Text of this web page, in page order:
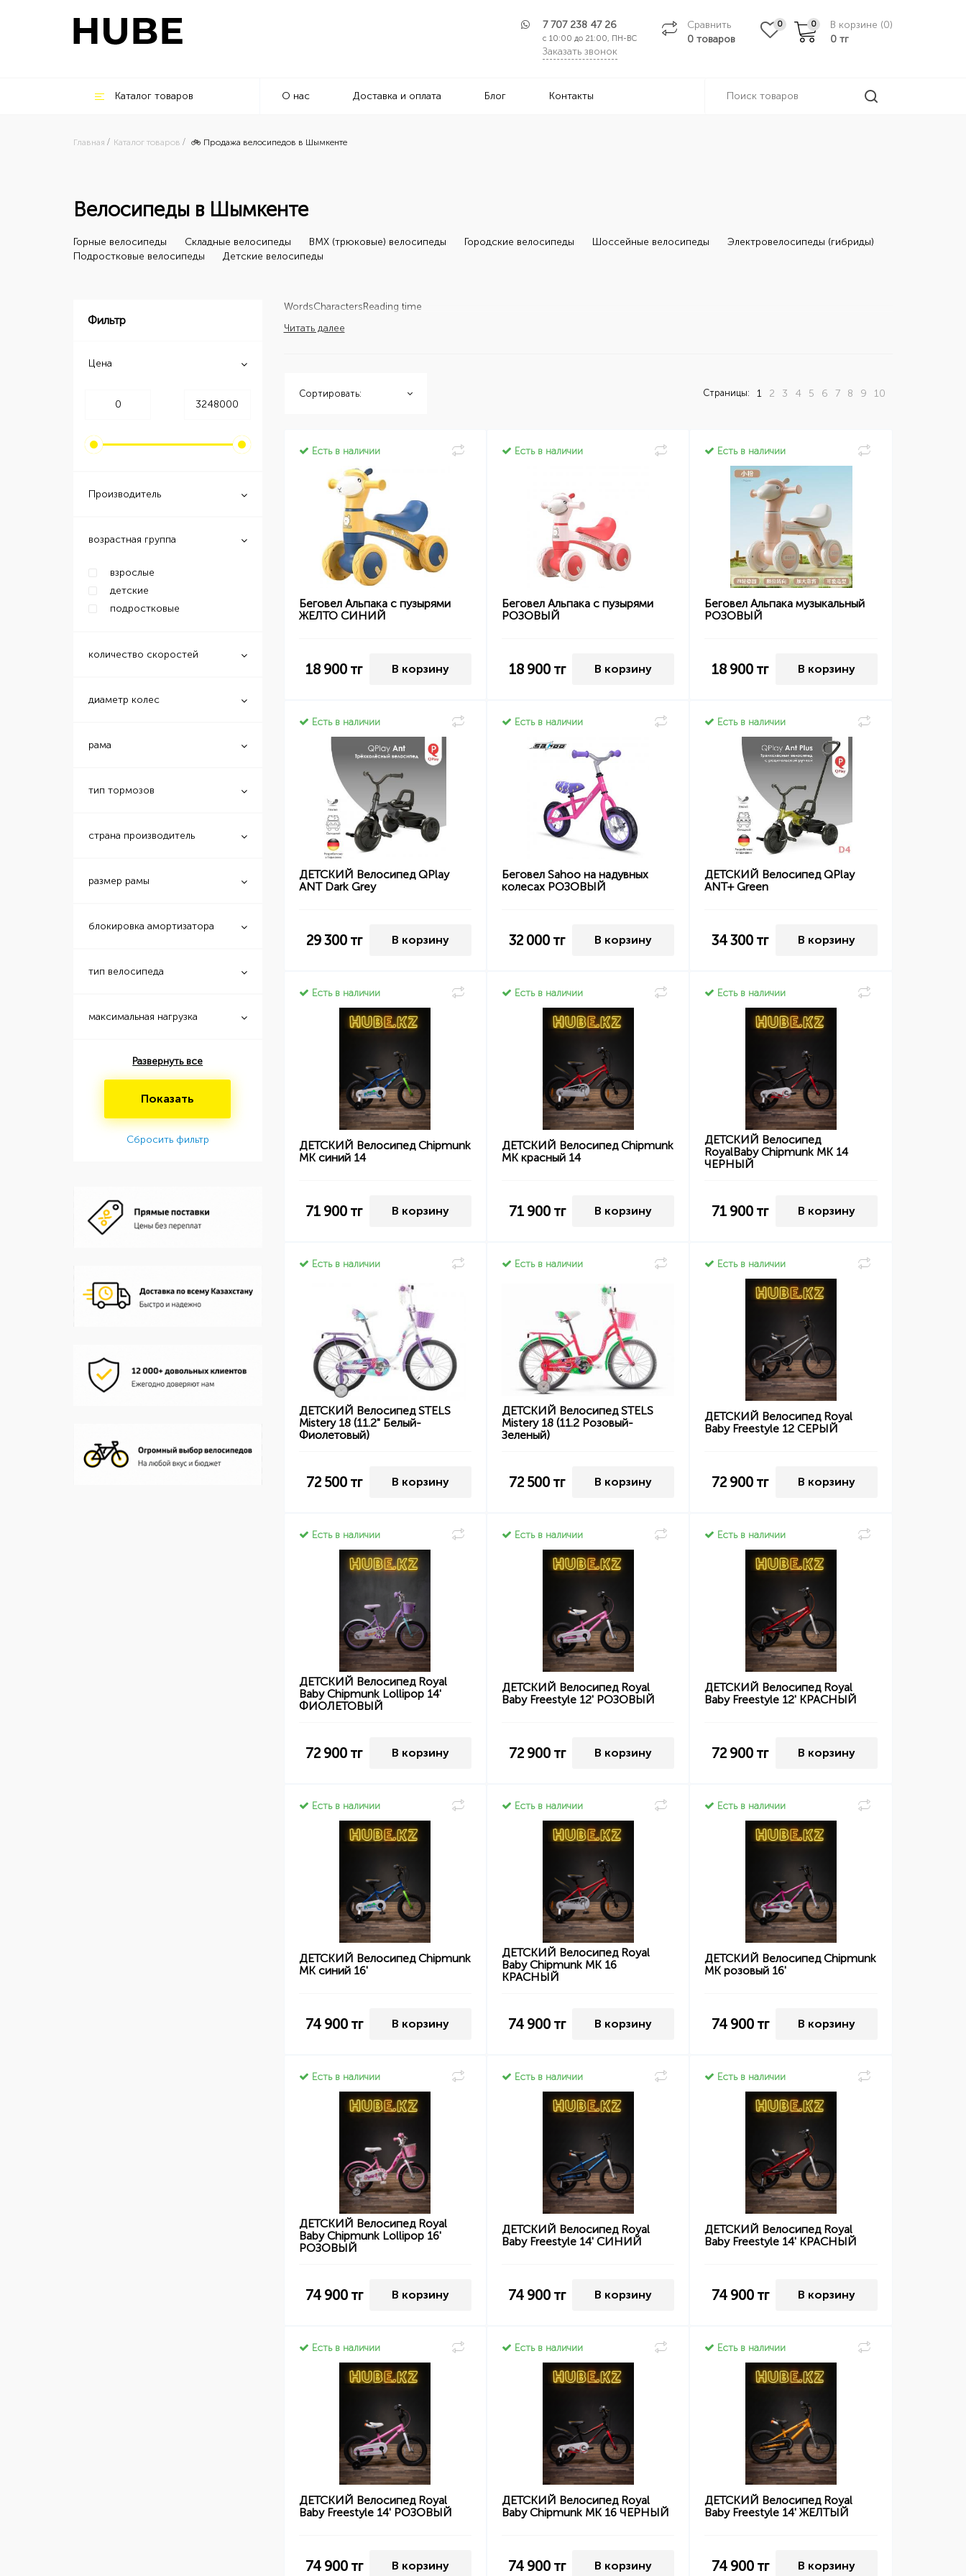
7 707 238 47 26
с 10:00 до 21:00, ПН-ВС
Заказать звонок
Сравнить
0 товаров
0 0 В корзине (0)
0 тг
Каталог товаров О нас Доставка и оплата Блог Контакты
Главная Каталог товаров 🚲 Продажа велосипедов в Шымкенте
Велосипеды в Шымкенте
Горные велосипеды Складные велосипеды BMX (трюковые) велосипеды Городские велосипеды Шоссейные велосипеды
Электровелосипеды (гибриды)
Подростковые велосипеды
Детские велосипеды
Фильтр
Цена
Производитель
возрастная группа
взрослые
детские
подростковые
количество скоростей
диаметр колес
рама
тип тормозов
страна производитель
размер рамы
блокировка амортизатора
тип велосипеда
максимальная нагрузка
Развернуть все
Показать
Сбросить фильтр
WordsCharactersReading time
Читать далее
Сортировать: Страницы: 1 2 3 4 5 6 7 8 9 10
Есть в наличии
Беговел Альпака с пузырями
ЖЕЛТО СИНИЙ
18 900 тг В корзину
Есть в наличии
Беговел Альпака с пузырями
РОЗОВЫЙ
18 900тг В корзину
Есть в наличии
Беговел Альпака музыкальный
РОЗОВЫЙ
18 900 тг В корзину
Есть в наличии
ДЕТСКИЙ Велосипед QPlay
ANT Dark Grey
29 300тг В корзину
Есть в наличии
Беговел Sahoo на надувных
колесах РОЗОВЫЙ
32 000 тг В корзину
Есть в наличии
ДЕТСКИЙ Велосипед QPlay
ANT+ Green
34 300 тг В корзину
Есть в наличии
ДЕТСКИЙ Велосипед Chipmunk
MK синий 14
71 900 тг В корзину
Есть в наличии
ДЕТСКИЙ Велосипед Chipmunk
MK красный 14
71 900тг В корзину
Есть в наличии
ДЕТСКИЙ Велосипед
RoyalBaby Chipmunk MK 14
ЧЕРНЫЙ
71 900 тг В корзину
Есть в наличии
ДЕТСКИЙ Велосипед STELS
Mistery 18 (11.2" Белый-
Фиолетовый)
72 500тг В корзину
Есть в наличии
ДЕТСКИЙ Велосипед STELS
Mistery 18 (11.2 Розовый-
Зеленый)
72 500 тг В корзину
Есть в наличии
ДЕТСКИЙ Велосипед Royal
Baby Freestyle 12 СЕРЫЙ
72 900 тг В корзину
Есть в наличии
ДЕТСКИЙ Велосипед Royal
Baby Chipmunk Lollipop 14'
ФИОЛЕТОВЫЙ
72 900 тг В корзину
Есть в наличии
ДЕТСКИЙ Велосипед Royal
Baby Freestyle 12' РОЗОВЫЙ
72 900тг В корзину
Есть в наличии
ДЕТСКИЙ Велосипед Royal
Baby Freestyle 12' КРАСНЫЙ
72 900 тг В корзину
Есть в наличии
ДЕТСКИЙ Велосипед Chipmunk
MK синий 16'
74 900тг В корзину
Есть в наличии
ДЕТСКИЙ Велосипед Royal
Baby Chipmunk MK 16
КРАСНЫЙ
74 900 тг В корзину
Есть в наличии
ДЕТСКИЙ Велосипед Chipmunk
MK розовый 16'
74 900тг В корзину
Есть в наличии
ДЕТСКИЙ Велосипед Royal
Baby Chipmunk Lollipop 16'
РОЗОВЫЙ
74 900тг В корзину
Есть в наличии
ДЕТСКИЙ Велосипед Royal
Baby Freestyle 14' СИНИЙ
74 900 тг В корзину
Есть в наличии
ДЕТСКИЙ Велосипед Royal
Baby Freestyle 14' КРАСНЫЙ
74 900тг В корзину
Есть в наличии
ДЕТСКИЙ Велосипед Royal
Baby Freestyle 14' РОЗОВЫЙ
74 900тг В корзину
Есть в наличии
ДЕТСКИЙ Велосипед Royal
Baby Chipmunk MK 16 ЧЕРНЫЙ
74 900 тг В корзину
Есть в наличии
ДЕТСКИЙ Велосипед Royal
Baby Freestyle 14' ЖЕЛТЫЙ
74 900тг В корзину